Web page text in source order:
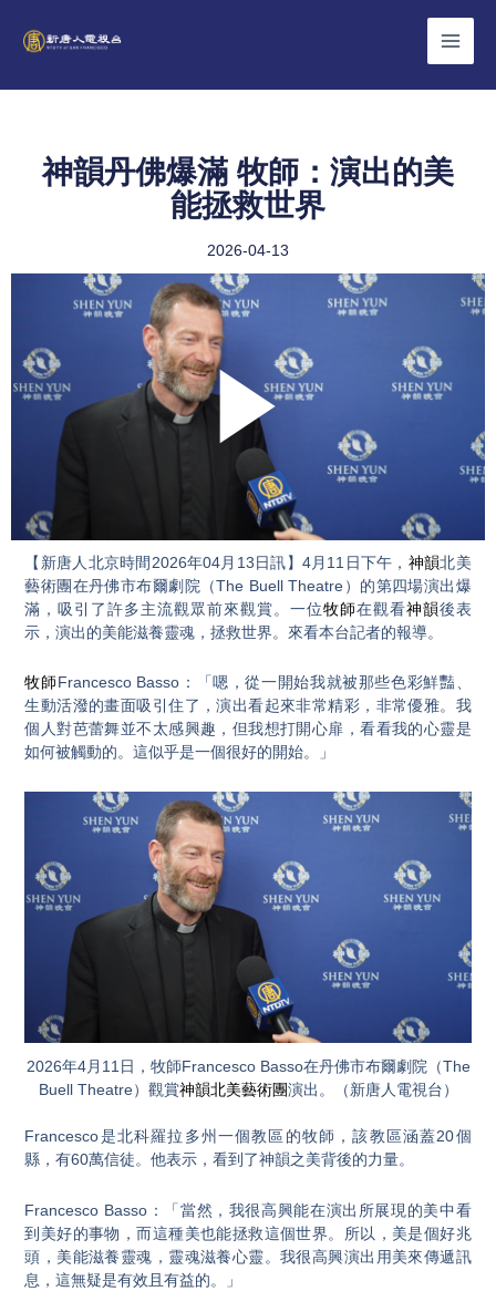
神韻丹佛爆滿 牧師：演出的美
能拯救世界
2026-04-13
Play
Video
【新唐人北京時間2026年04月13日訊】4月11日下午， 神韻北美
藝術團在丹佛市布爾劇院（The Buell Theatre）的第四場演出爆
滿，吸引了許多主流觀眾前來觀賞。一位牧師在觀看神韻後表
示，演出的美能滋養靈魂，拯救世界。來看本台記者的報導。
牧師Francesco Basso：「嗯，從一開始我就被那些色彩鮮豔、
生動活潑的畫面吸引住了，演出看起來非常精彩，非常優雅。我
個人對芭蕾舞並不太感興趣，但我想打開心扉，看看我的心靈是
如何被觸動的。這似乎是一個很好的開始。」
2026年4月11日，牧師Francesco Basso在丹佛市布爾劇院（The
Buell Theatre）觀賞神韻北美藝術團演出。（新唐人電視台）
Francesco是北科羅拉多州一個教區的牧師，該教區涵蓋20個
縣，有60萬信徒。他表示，看到了神韻之美背後的力量。
Francesco Basso：「當然，我很高興能在演出所展現的美中看
到美好的事物，而這種美也能拯救這個世界。所以，美是個好兆
頭，美能滋養靈魂，靈魂滋養心靈。我很高興演出用美來傳遞訊
息，這無疑是有效且有益的。」